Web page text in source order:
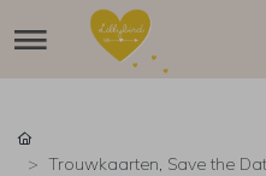
Trouwkaarten, Save the